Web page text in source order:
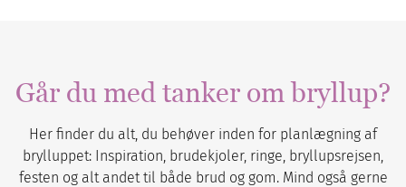
Går du med tanker om bryllup?
Her finder du alt, du behøver inden for planlægning af
brylluppet: Inspiration, brudekjoler, ringe, bryllupsrejsen,
festen og alt andet til både brud og gom. Mind også gerne